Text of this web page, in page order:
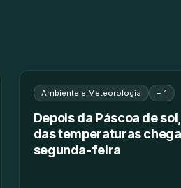
Ambiente e Meteorologia + 1
Depois da Páscoa de
das temperaturas
segunda-feira